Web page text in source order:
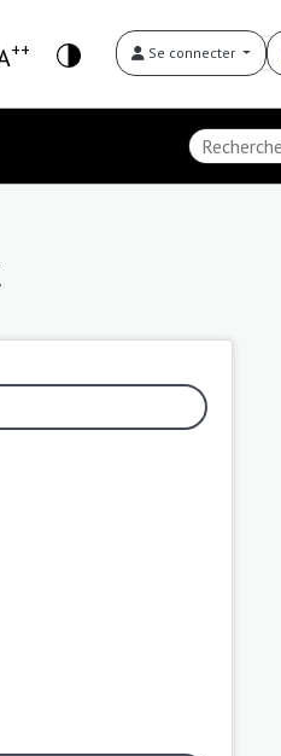
++ Se connecter